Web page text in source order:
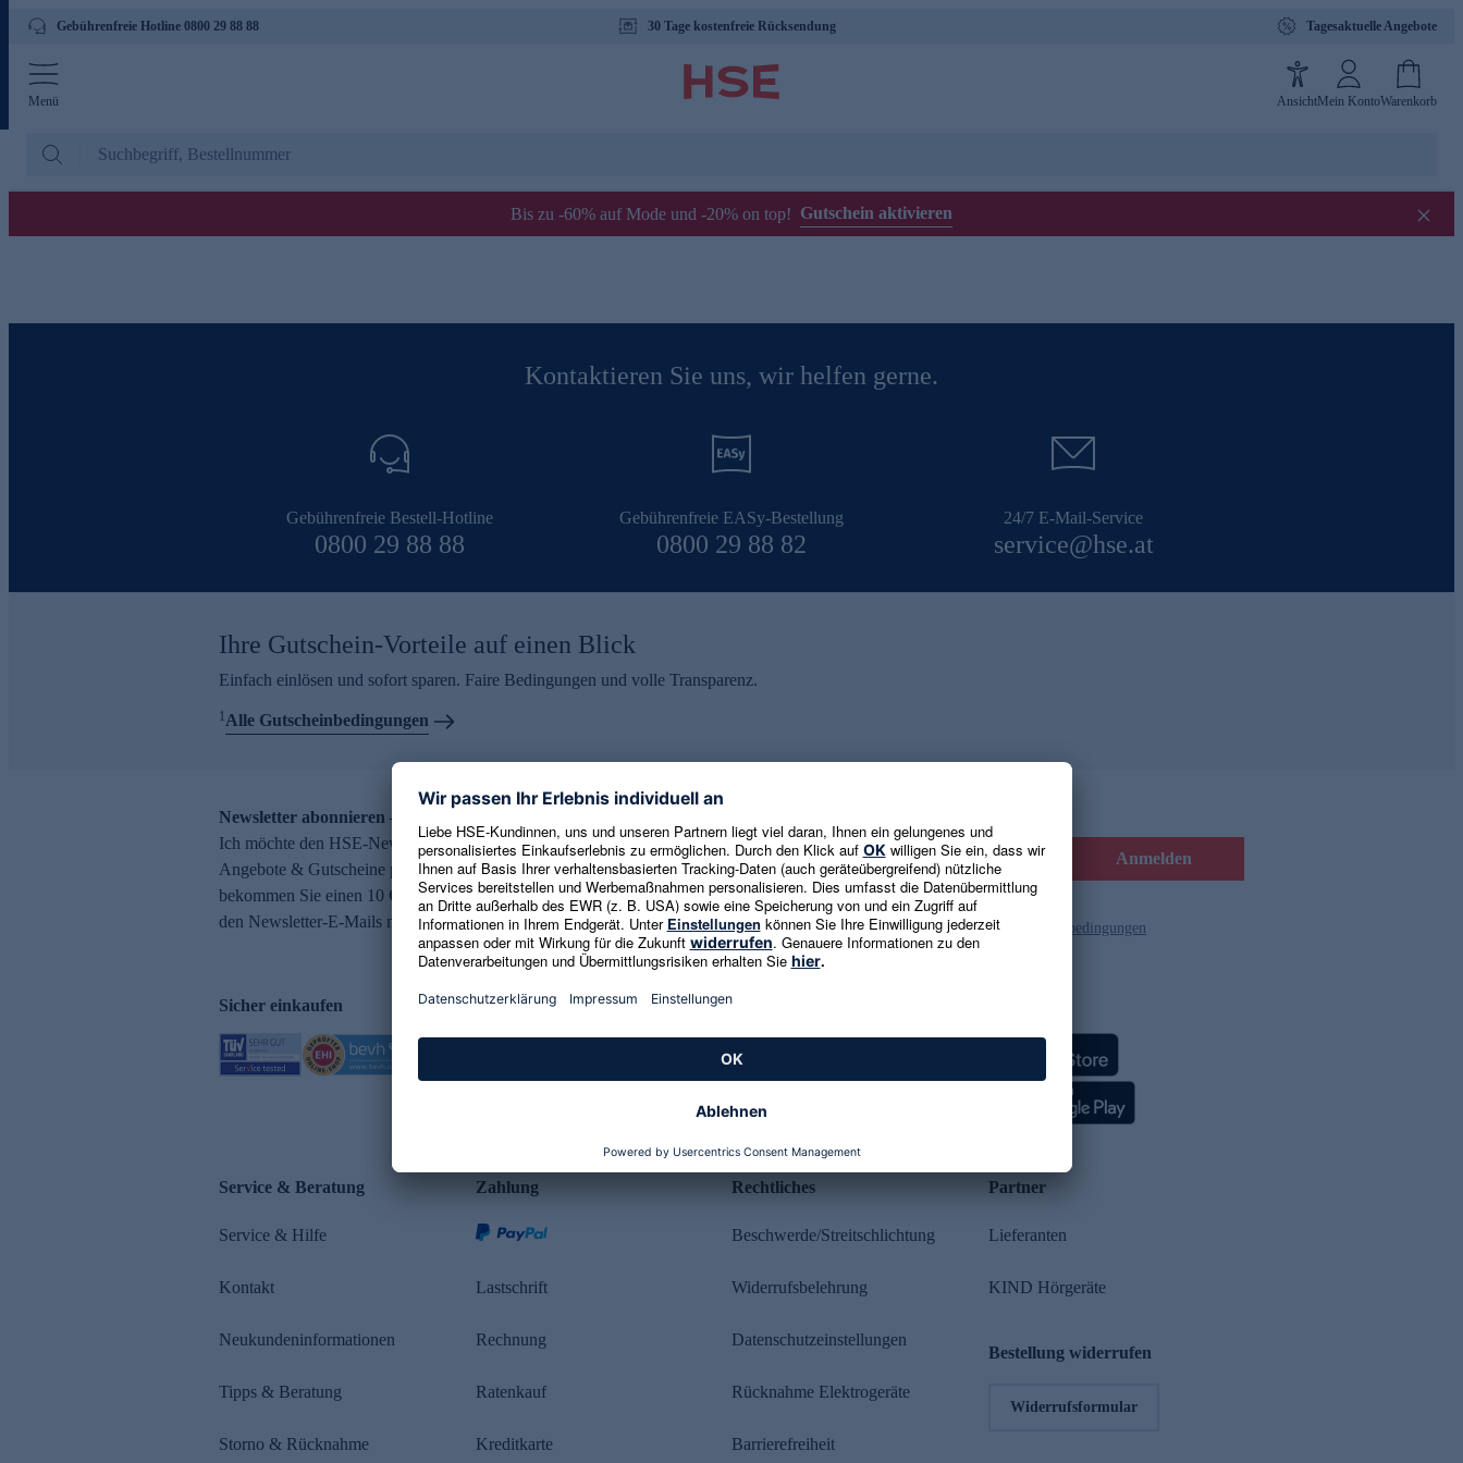
Gebührenfreie Hotline 0800 29 88 88 30 Tage kostenfreie Rücksendung Tagesaktuelle Angebote
Menü AnsichtMein KontoWarenkorb
Bis zu -60% auf Mode und -20% on top! Gutschein aktivieren
Kontaktieren Sie uns, wir helfen gerne.
Gebührenfreie Bestell-Hotline
0800 29 88 88
Gebührenfreie EASy-Bestellung
0800 29 88 82
24/7 E-Mail-Service
service@hse.at
Ihre Gutschein-Vorteile auf einen Blick
Einfach einlösen und sofort sparen. Faire Bedingungen und volle Transparenz.
1Alle Gutscheinbedingungen
Newsletter abonnieren – 10 € Gutschein erhalten
Ich möchte den HSE-Newsletter abonnieren und aktuelle Trends,
Angebote & Gutscheine per E-Mail erhalten. Als Dankeschön
bekommen Sie einen 10 € Gutschein. Eine Abmeldung ist jederzeit in
den Newsletter-E-Mails möglich.
E-Mail-Adresse eingeben Anmelden
Es gelten die Datenschutzrichtlinienund die Gutscheinbedingungen
Sicher einkaufen Kundenbewertung
Service & Beratung
Service & Hilfe
Kontakt
Neukundeninformationen
Tipps & Beratung
Storno & Rücknahme
Zahlung
Lastschrift
Rechnung
Ratenkauf
Kreditkarte
Rechtliches
Beschwerde/Streitschlichtung
Widerrufsbelehrung
Datenschutzeinstellungen
Rücknahme Elektrogeräte
Barrierefreiheit
Partner
Lieferanten
KIND Hörgeräte
Bestellung widerrufen
Widerrufsformular